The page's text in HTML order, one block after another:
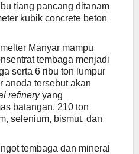
tiang pancang ditanam
kubik concrete beton
Manyar mampu
tembaga menjadi
serta 6 ribu ton lumpur
anoda tersebut akan
refineryyang
batangan, 210 ton
selenium, bismut, dan
tembaga dan mineral